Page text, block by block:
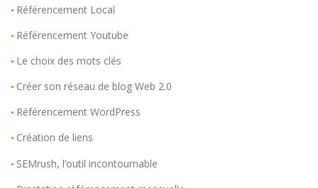
• Référencement Local
• Référencement Youtube
• Le choix des mots clés
• Créer son réseau de blog Web 2.0
• Référencement WordPress
• Création de liens
• SEMrush, l’outil incontournable